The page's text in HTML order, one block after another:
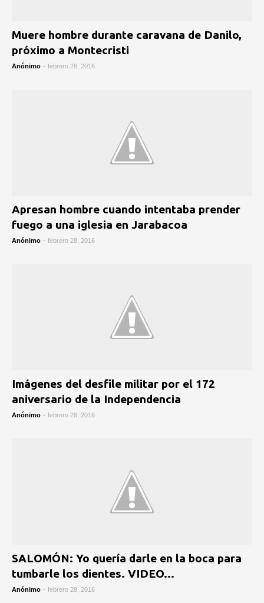
Muere hombre durante caravana de Danilo,
próximo a Montecristi
Anónimo - febrero 28, 2016
Apresan hombre cuando intentaba prender
fuego a una iglesia en Jarabacoa
Anónimo - febrero 28, 2016
Imágenes del desfile militar por el 172
aniversario de la Independencia
Anónimo - febrero 28, 2016
SALOMÓN: Yo quería darle en la boca para
tumbarle los dientes. VIDEO…
Anónimo - febrero 28, 2016